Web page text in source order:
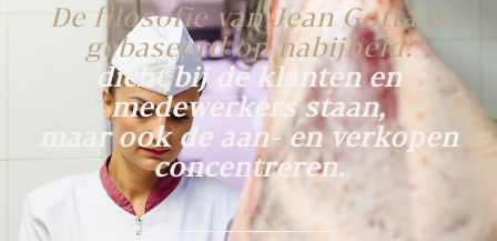
De filosofie van Jean Gotta is
gebaseerd op nabijheid:
dicht bij de klanten en
medewerkers staan,
maar ook de aan- en verkopen
concentreren.